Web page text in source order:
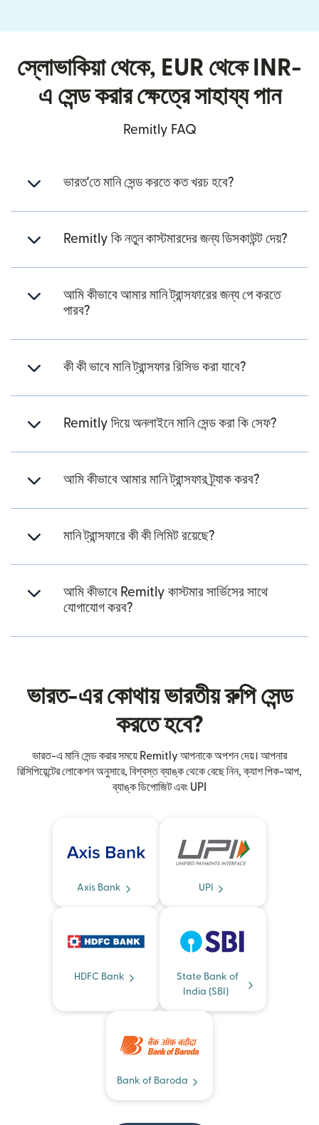
স্লোভাকিয়া থেকে, EUR থেকে INR-
এ সেন্ড করার ক্ষেত্রে সাহায্য পান
Remitly FAQ
ভারত'তে মানি সেন্ড করতে কত খরচ হবে?
Remitly কি নতুন কাস্টমারদের জন্য ডিসকাউন্ট দেয়?
আমি কীভাবে আমার মানি ট্রান্সফারের জন্য পে করতে
পারব?
কী কী ভাবে মানি ট্রান্সফার রিসিভ করা যাবে?
Remitly দিয়ে অনলাইনে মানি সেন্ড করা কি সেফ?
আমি কীভাবে আমার মানি ট্রান্সফার ট্র্যাক করব?
মানি ট্রান্সফারে কী কী লিমিট রয়েছে?
আমি কীভাবে Remitly কাস্টমার সার্ভিসের সাথে
যোগাযোগ করব?
ভারত-এর কোথায় ভারতীয় রুপি সেন্ড
করতে হবে?
ভারত-এ মানি সেন্ড করার সময়ে Remitly আপনাকে অপশন দেয়। আপনার
রিসিপিয়েন্টের লোকেশন অনুসারে, বিশ্বস্ত ব্যাঙ্ক থেকে বেছে নিন, ক্যাশ পিক-আপ,
ব্যাঙ্ক ডিপোজিট এবং UPI
Axis Bank UPI
HDFC Bank
State Bank of
India (SBI)
Bank of Baroda